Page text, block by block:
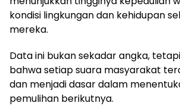
kondisi lingkungan dan kehidupan
mereka.
Data ini bukan sekadar angka,
bahwa setiap suara masyarakat
dan menjadi dasar dalam
pemulihan berikutnya.